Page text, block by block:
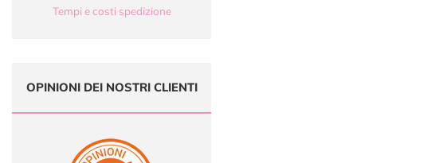
Tempi e costi spedizione
OPINIONI DEI NOSTRI CLIENTI